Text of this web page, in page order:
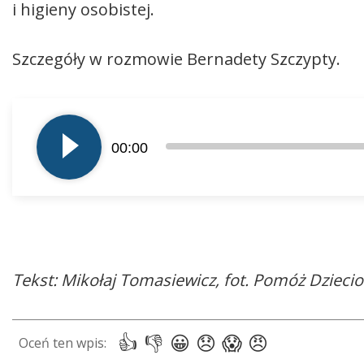
i higieny osobistej.
Szczegóły w rozmowie Bernadety Szczypty.
plików
dźwiękowych
00:00
Tekst: Mikołaj Tomasiewicz, fot. Pomóż